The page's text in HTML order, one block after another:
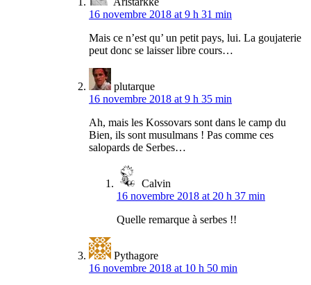
16 novembre 2018 at 9 h 31 min
Mais ce n’est qu’ un petit pays, lui. La goujaterie
peut donc se laisser libre cours…
plutarque
16 novembre 2018 at 9 h 35 min
Ah, mais les Kossovars sont dans le camp du
Bien, ils sont musulmans ! Pas comme ces
salopards de Serbes…
Calvin
16 novembre 2018 at 20 h 37 min
Quelle remarque à serbes !!
Pythagore
16 novembre 2018 at 10 h 50 min